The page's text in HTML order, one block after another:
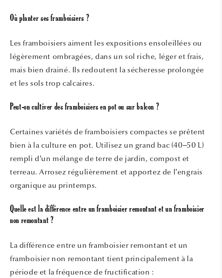
Où planter ses framboisiers ?
Les framboisiers aiment les expositions ensoleillées ou
légèrement ombragées, dans un sol riche, léger et frais,
mais bien drainé. Ils redoutent la sécheresse prolongée
et les sols trop calcaires.
Peut-on cultiver des framboisiers en pot ou sur balcon ?
Certaines variétés de framboisiers compactes se prêtent
bien à la culture en pot. Utilisez un grand bac (40–50 L)
rempli d’un mélange de terre de jardin, compost et
terreau. Arrosez régulièrement et apportez de l’engrais
organique au printemps.
Quelle est la différence entre un framboisier remontant et un framboisier
non remontant ?
La différence entre un framboisier remontant et un
framboisier non remontant tient principalement à la
période et la fréquence de fructification :